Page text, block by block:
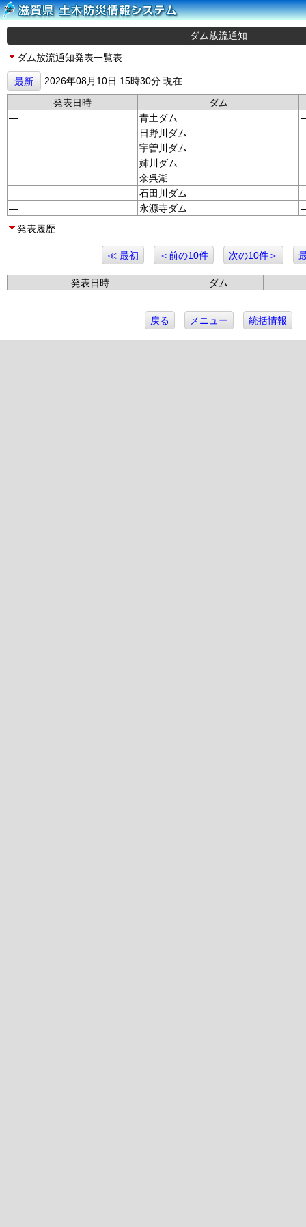
ダム放流通知
ダム放流通知発表一覧表
最新
2026年08月10日 15時30分 現在
発表日時
ダム
—
青土ダム
—
日野川ダム
—
宇曽川ダム
—
姉川ダム
—
余呉湖
—
石田川ダム
—
永源寺ダム
発表履歴
≪ 最初 ＜前の10件 次の10件＞
発表日時 ダム
戻る メニュー 統括情報